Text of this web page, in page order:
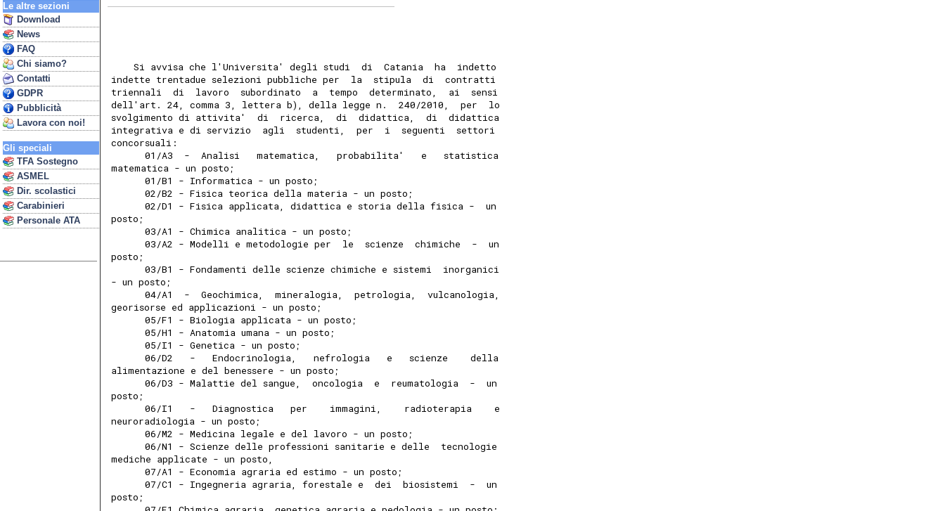
Le altre sezioni
Download
News
FAQ
Chi siamo?
Contatti
GDPR
Pubblicità
Lavora con noi!
Gli speciali
TFA Sostegno
ASMEL
Dir. scolastici
Carabinieri
Personale ATA
    Si avvisa che l'Universita' degli studi  di  Catania  ha  indetto
indette trentadue selezioni pubbliche per  la  stipula  di  contratti
triennali  di  lavoro  subordinato  a  tempo  determinato,  ai  sensi
dell'art. 24, comma 3, lettera b), della legge n.  240/2010,  per  lo
svolgimento di attivita'  di  ricerca,  di  didattica,  di  didattica
integrativa e di servizio  agli  studenti,  per  i  seguenti  settori
concorsuali:
      01/A3  -  Analisi   matematica,   probabilita'   e   statistica
matematica - un posto;
      01/B1 - Informatica - un posto;
      02/B2 - Fisica teorica della materia - un posto;
      02/D1 - Fisica applicata, didattica e storia della fisica -  un
posto;
      03/A1 - Chimica analitica - un posto;
      03/A2 - Modelli e metodologie per  le  scienze  chimiche  -  un
posto;
      03/B1 - Fondamenti delle scienze chimiche e sistemi  inorganici
- un posto;
      04/A1  -  Geochimica,  mineralogia,  petrologia,  vulcanologia,
georisorse ed applicazioni - un posto;
      05/F1 - Biologia applicata - un posto;
      05/H1 - Anatomia umana - un posto;
      05/I1 - Genetica - un posto;
      06/D2   -   Endocrinologia,   nefrologia   e   scienze    della
alimentazione e del benessere - un posto;
      06/D3 - Malattie del sangue,  oncologia  e  reumatologia  -  un
posto;
      06/I1   -   Diagnostica   per    immagini,    radioterapia    e
neuroradiologia - un posto;
      06/M2 - Medicina legale e del lavoro - un posto;
      06/N1 - Scienze delle professioni sanitarie e delle  tecnologie
mediche applicate - un posto,
      07/A1 - Economia agraria ed estimo - un posto;
      07/C1 - Ingegneria agraria, forestale e  dei  biosistemi  -  un
posto;